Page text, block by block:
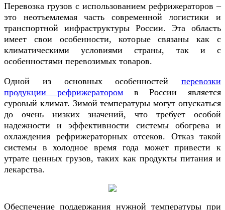
Перевозка грузов с использованием рефрижераторов –
это неотъемлемая часть современной логистики и
транспортной инфраструктуры России. Эта область
имеет свои особенности, которые связаны как с
климатическими условиями страны, так и с
особенностями перевозимых товаров.
Одной из основных особенностей перевозки
продукции рефрижераторомв России является
суровый климат. Зимой температуры могут опускаться
до очень низких значений, что требует особой
надежности и эффективности системы обогрева и
охлаждения рефрижераторных отсеков. Отказ такой
системы в холодное время года может привести к
утрате ценных грузов, таких как продукты питания и
лекарства.
Обеспечение поддержания нужной температуры при